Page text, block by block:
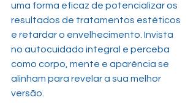
uma forma eficaz de potencializar os
resultados de tratamentos estéticos
e retardar o envelhecimento. Invista
no autocuidado integral e perceba
como corpo, mente e aparência se
alinham para revelar a sua melhor
versão.